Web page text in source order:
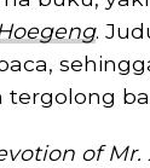
.
tergolong
of Mr.